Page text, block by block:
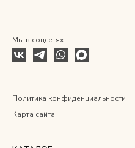
Мы в соцсетях:
Политика конфиденциальности
Карта сайта